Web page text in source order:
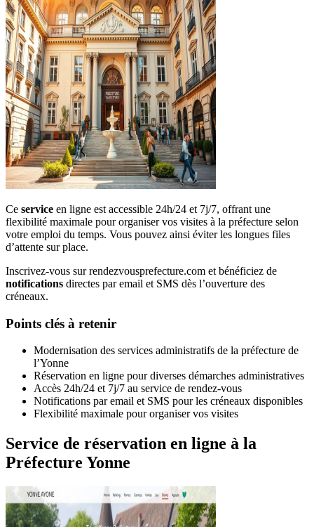
Ce service en ligne est accessible 24h/24 et 7j/7, offrant une
flexibilité maximale pour organiser vos visites à la préfecture selon
votre emploi du temps. Vous pouvez ainsi éviter les longues files
d’attente sur place.
Inscrivez-vous sur rendezvousprefecture.com et bénéficiez de
notifications directes par email et SMS dès l’ouverture des
créneaux.
Points clés à retenir
Modernisation des services administratifs de la préfecture de
l’Yonne
Réservation en ligne pour diverses démarches administratives
Accès 24h/24 et 7j/7 au service de rendez-vous
Notifications par email et SMS pour les créneaux disponibles
Flexibilité maximale pour organiser vos visites
Service de réservation en ligne à la
Préfecture Yonne